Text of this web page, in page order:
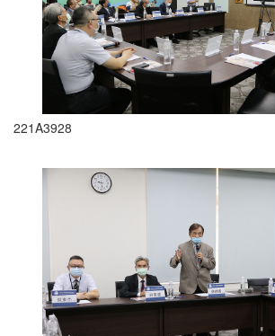
221A3928